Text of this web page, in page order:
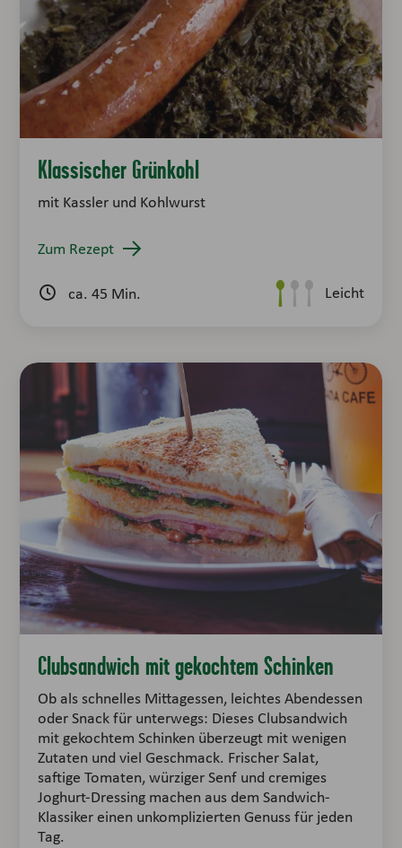
Klassischer Grünkohl
mit Kassler und Kohlwurst
Zum Rezept
ca. 45 Min. Leicht
Clubsandwich mit gekochtem Schinken
Ob als schnelles Mittagessen, leichtes Abendessen
oder Snack für unterwegs: Dieses Clubsandwich
mit gekochtem Schinken überzeugt mit wenigen
Zutaten und viel Geschmack. Frischer Salat,
saftige Tomaten, würziger Senf und cremiges
Joghurt-Dressing machen aus dem Sandwich-
Klassiker einen unkomplizierten Genuss für jeden
Tag.